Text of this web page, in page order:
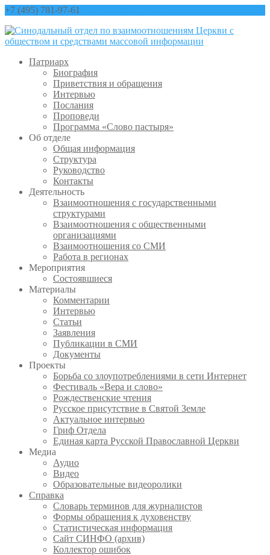
+7 (495) 781-97-61
Патриарх
Биография
Приветствия и обращения
Интервью
Послания
Проповеди
Программа «Слово пастыря»
Об отделе
Общая информация
Структура
Руководство
Контакты
Деятельность
Взаимоотношения с государственными
структурами
Взаимоотношения с общественными
организациями
Взаимоотношения со СМИ
Работа в регионах
Мероприятия
Состоявшиеся
Материалы
Комментарии
Интервью
Статьи
Заявления
Публикации в СМИ
Документы
Проекты
Борьба со злоупотреблениями в сети Интернет
Фестиваль «Вера и слово»
Рождественские чтения
Русское присутствие в Святой Земле
Актуальное интервью
Гриф Отдела
Единая карта Русской Православной Церкви
Медиа
Аудио
Видео
Образовательные видеоролики
Справка
Словарь терминов для журналистов
Формы обращения к духовенству
Статистическая информация
Сайт СИНФО (архив)
Коллектор ошибок